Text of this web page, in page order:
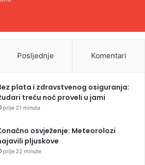
Posljednje Komentari
plata i zdravstvenog osiguranja:
treću noć proveli u jami
prije 21 minuta
osvježenje: Meteorolozi
pljuskove
prije 22 minute